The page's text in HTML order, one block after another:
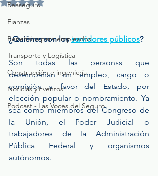
Reaseguro
Fianzas
Beneficios para empleados
Transporte y Logística
Construcción e ingeniería
Noticias y Eventos
Podcast - Las Voces del Seguro
¿Quiénes son los servidores públicos?
Son todas las personas que
desempeñan un empleo, cargo o
comisión a favor del Estado, por
elección popular o nombramiento. Ya
sea como miembros del Congreso de
la Unión, el Poder Judicial o
trabajadores de la Administración
Pública Federal y organismos
autónomos.